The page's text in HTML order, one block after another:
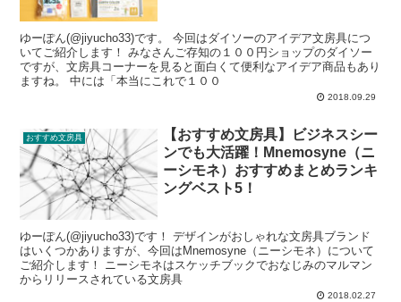
ゆーぽん(@jiyucho33)です。 今回はダイソーのアイデア文房具につ
いてご紹介します！ みなさんご存知の１００円ショップのダイソー
ですが、文房具コーナーを見ると面白くて便利なアイデア商品もあり
ますね。 中には「本当にこれで１００
2018.09.29
おすすめ文房具
【おすすめ文房具】ビジネスシー
ンでも大活躍！Mnemosyne（ニ
ーシモネ）おすすめまとめランキ
ングベスト5！
ゆーぽん(@jiyucho33)です！ デザインがおしゃれな文房具ブランド
はいくつかありますが、今回はMnemosyne（ニーシモネ）について
ご紹介します！ ニーシモネはスケッチブックでおなじみのマルマン
からリリースされている文房具
2018.02.27